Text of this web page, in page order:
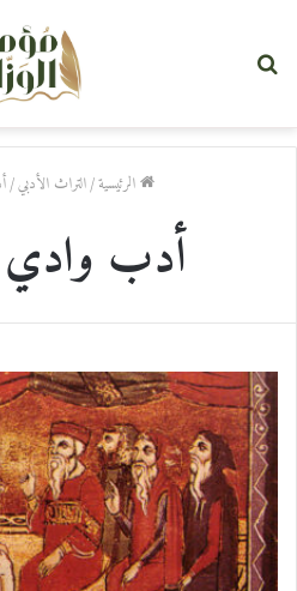
الرئيسية/التراث الأدبي/
أدب وادي